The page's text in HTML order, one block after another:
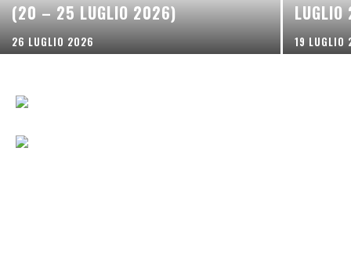
(20 – 25 LUGLIO 2026)
26 LUGLIO 2026 19